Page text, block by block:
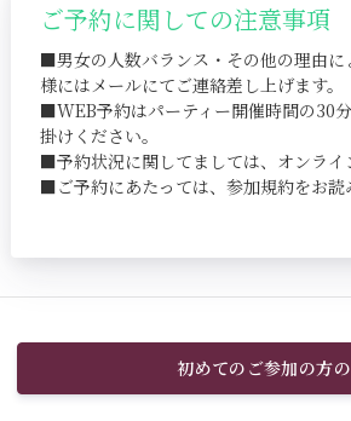
ご予約に関しての注意事項
■男女の人数バランス・その他の理由
様にはメールにてご連絡差し上げます。
■WEB予約はパーティー開催時間の30
掛けください。
■予約状況に関してましては、オンライ
■ご予約にあたっては、参加規約をお読
初めてのご参加の方